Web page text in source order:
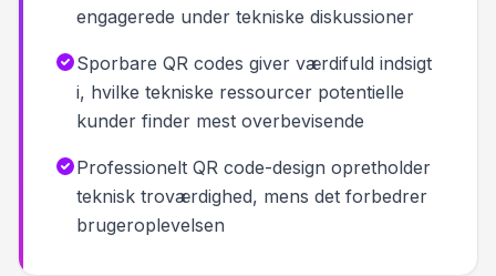
engagerede under tekniske diskussioner
Sporbare QR codes giver værdifuld indsigt
i, hvilke tekniske ressourcer potentielle
kunder finder mest overbevisende
Professionelt QR code-design opretholder
teknisk troværdighed, mens det forbedrer
brugeroplevelsen